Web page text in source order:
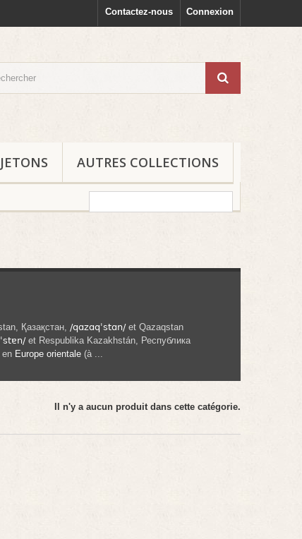
Connexion
Contactez-nous
JETONS AUTRES COLLECTIONS
, Қазақстан, /qɑzɑqˈstɑn/et Qazaqstan
et Respublika Kazakhstán, Республика
en Europe orientale (à ...
Il n'y a aucun produit dans cette catégorie.